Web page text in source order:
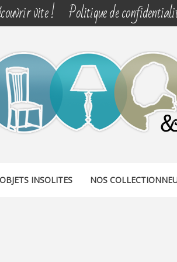
vite ! Politique de
OBJETS INSOLITES NOS